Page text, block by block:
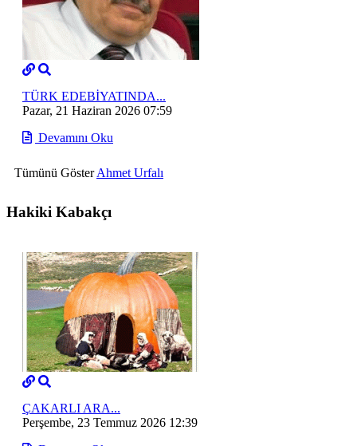
TÜRK EDEBİYATINDA...
Pazar, 21 Haziran 2026 07:59
Devamını Oku
Tümünü GösterAhmet Urfalı
Hakiki Kabakçı
ÇAKARLI ARA...
Perşembe, 23 Temmuz 2026 12:39